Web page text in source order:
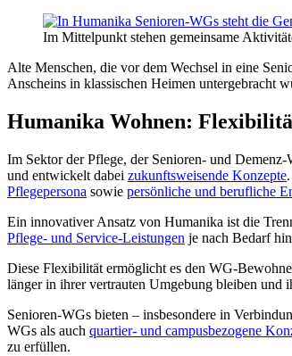
Im Mittelpunkt stehen gemeinsame
Alte Menschen, die vor dem Wechsel in eine
Anscheins in klassischen Heimen untergebracht
Humanika Wohnen:
Im Sektor der Pflege, der Senioren- und Demenz-
und entwickelt dabei zukunftsweisende Konzepte
Pflegepersona sowie persönliche und berufliche
Ein innovativer Ansatz von Humanika ist die
Pflege- und Service-Leistungen je nach Bedarf
Diese Flexibilität ermöglicht es den WG-
länger in ihrer vertrauten Umgebung bleiben und
Senioren-WGs bieten – insbesondere in
WGs als auch quartier- und campusbezogene
zu erfüllen.